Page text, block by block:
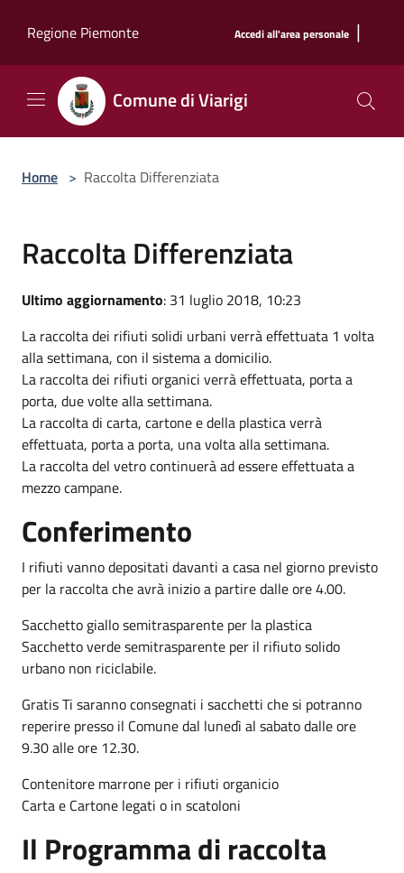
Regione Piemonte
Accedi all'area personale |
Comune di Viarigi
Home > Raccolta Differenziata
Raccolta Differenziata
Ultimo aggiornamento: 31 luglio 2018, 10:23
La raccolta dei rifiuti solidi urbani verrà effettuata 1 volta
alla settimana, con il sistema a domicilio.
La raccolta dei rifiuti organici verrà effettuata, porta a
porta, due volte alla settimana.
La raccolta di carta, cartone e della plastica verrà
effettuata, porta a porta, una volta alla settimana.
La raccolta del vetro continuerà ad essere effettuata a
mezzo campane.
Conferimento
I rifiuti vanno depositati davanti a casa nel giorno previsto
per la raccolta che avrà inizio a partire dalle ore 4.00.
Sacchetto giallo semitrasparente per la plastica
Sacchetto verde semitrasparente per il rifiuto solido
urbano non riciclabile.
Gratis Ti saranno consegnati i sacchetti che si potranno
reperire presso il Comune dal lunedì al sabato dalle ore
9.30 alle ore 12.30.
Contenitore marrone per i rifiuti organicio
Carta e Cartone legati o in scatoloni
Il Programma di raccolta